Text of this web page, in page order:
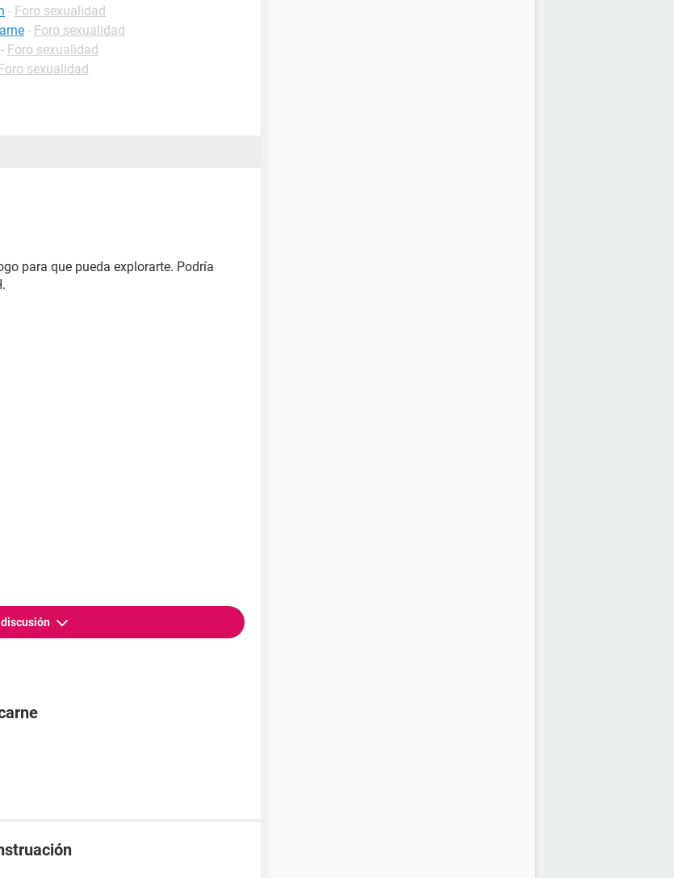
- Foro sexualidad
- Foro sexualidad
- Foro sexualidad
sexualidad
para que pueda explorarte. Podría